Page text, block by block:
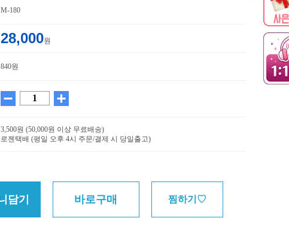
M-180
28,000원
840원
3,500원 (50,000원 이상 무료배송)
로젠택배 (평일 오후 4시 주문/결제 시 당일출고)